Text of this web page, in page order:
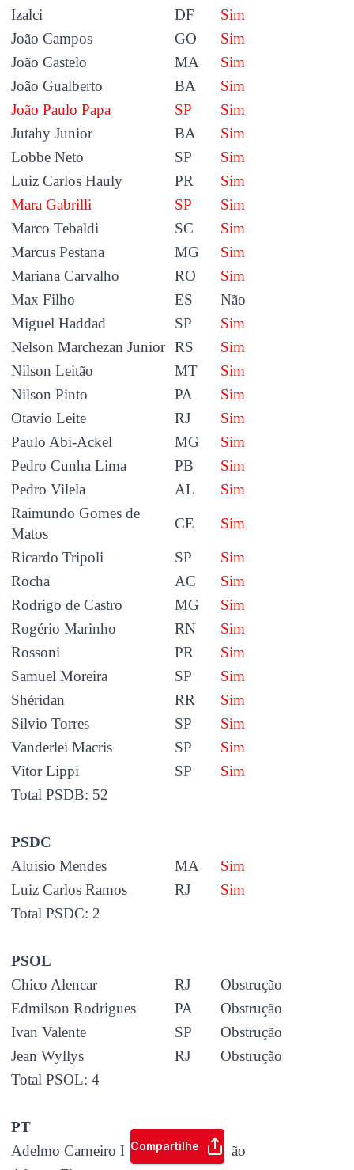
Compartilhe
Izalci
DF
Sim
João Campos
GO
Sim
João Castelo
MA
Sim
João Gualberto
BA
Sim
João Paulo Papa
SP
Sim
Jutahy Junior
BA
Sim
Lobbe Neto
SP
Sim
Luiz Carlos Hauly
PR
Sim
Mara Gabrilli
SP
Sim
Marco Tebaldi
SC
Sim
Marcus Pestana
MG
Sim
Mariana Carvalho
RO
Sim
Max Filho
ES
Não
Miguel Haddad
SP
Sim
Nelson Marchezan Junior RS
Sim
Nilson Leitão
MT
Sim
Nilson Pinto
PA
Sim
Otavio Leite
RJ
Sim
Paulo Abi-Ackel
MG
Sim
Pedro Cunha Lima
PB
Sim
Pedro Vilela
AL
Sim
Raimundo Gomes de
Matos
CE Sim
Ricardo Tripoli SP
Sim
Rocha
AC
Sim
Rodrigo de Castro
MG
Sim
Rogério Marinho
RN
Sim
Rossoni
PR
Sim
Samuel Moreira
SP
Sim
Shéridan
RR
Sim
Silvio Torres
SP
Sim
Vanderlei Macris
SP
Sim
Vitor Lippi
SP
Sim
Total PSDB: 52
PSDC
Aluisio Mendes
MA
Sim
Luiz Carlos Ramos
RJ
Sim
Total PSDC: 2
PSOL
Chico Alencar
RJ
Obstrução
Edmilson Rodrigues
PA
Obstrução
Ivan Valente
SP
Obstrução
Jean Wyllys
RJ
Obstrução
Total PSOL: 4
PT
Adelmo Carneiro Leão
MG
Não